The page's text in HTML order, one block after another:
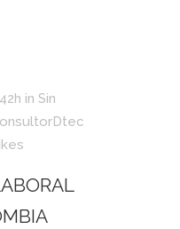
in Sin